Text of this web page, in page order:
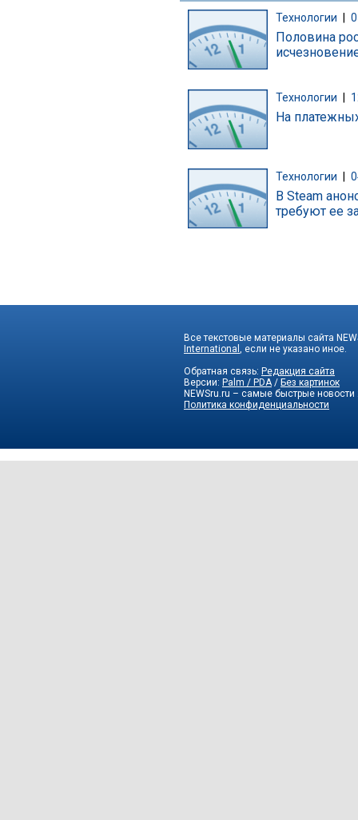
Технологии
Половина
Технологии
На
Технологии
В Steam
требуют ее
Все текстовые материалы сайта
International
, если не указано иное.
Обратная связь: Редакция сайта
Версии: Palm / PDA / Без картинок
NEWSru.ru – самые быстрые новости
Политика конфиденциальности